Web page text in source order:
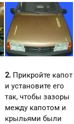
2. Прикройте капот
и установите его
так, чтобы зазоры
между капотом и
крыльями были